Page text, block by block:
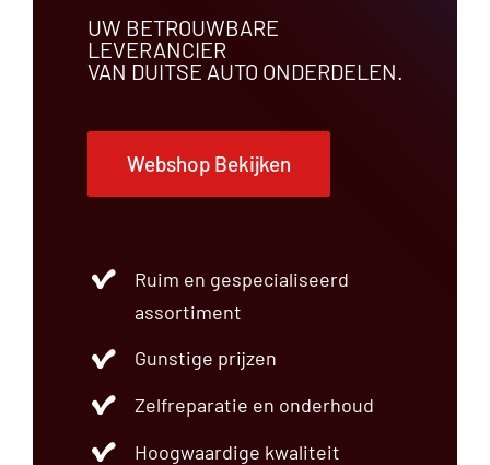
UW BETROUWBARE
LEVERANCIER
VAN DUITSE AUTO ONDERDELEN.
Webshop Bekijken
Ruim en gespecialiseerd
assortiment
Gunstige prijzen
Zelfreparatie en onderhoud
Hoogwaardige kwaliteit